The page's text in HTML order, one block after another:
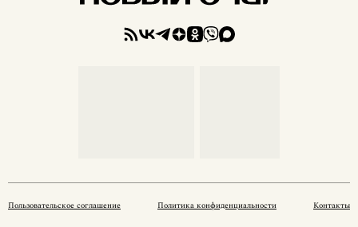
Пользовательское соглашение Политика конфиденциальности Контакты